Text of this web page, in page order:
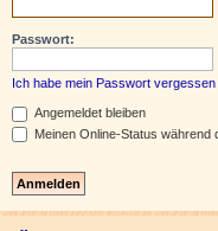
Passwort:
Ich habe mein Passwort vergessen
Angemeldet bleiben
Meinen Online-Status während